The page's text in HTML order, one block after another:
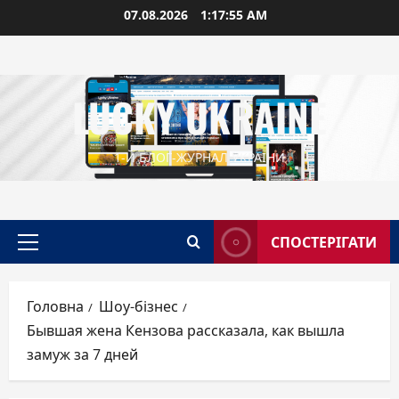
до
07.08.2026 1:17:56 AM
LUCKY UKRAINE
1-Й БЛОГ-ЖУРНАЛ УКРАЇНИ
Головне
СПОСТЕРІГАТИ
Головна
Шоу-бізнес
Бывшая жена Кензова рассказала, как вышла
замуж за 7 дней